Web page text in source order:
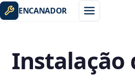
ENCANADOR
Instalação